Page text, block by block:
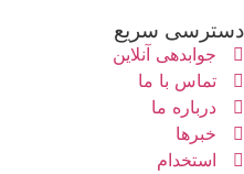
دسترسی سریع
جوابدهی آنلاین
تماس با ما
درباره ما
خبرها
استخدام